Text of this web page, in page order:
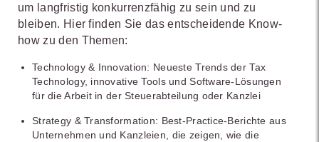
um langfristig konkurrenzfähig zu sein und zu
bleiben. Hier finden Sie das entscheidende Know-
how zu den Themen:
Technology & Innovation: Neueste Trends der Tax
Technology, innovative Tools und Software-Lösungen
für die Arbeit in der Steuerabteilung oder Kanzlei
Strategy & Transformation: Best-Practice-Berichte aus
Unternehmen und Kanzleien, die zeigen, wie die